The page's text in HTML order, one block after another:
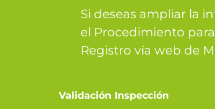
Si deseas ampliar la
el Procedimiento
Registro vía web de
Validación Inspección